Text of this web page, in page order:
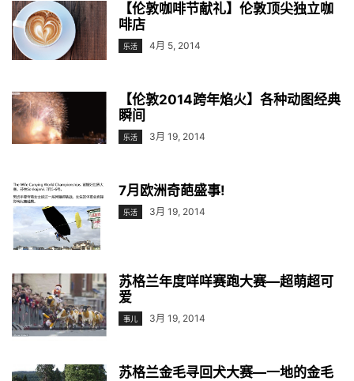
【伦敦咖啡节献礼】伦敦顶尖独立咖
啡店
乐活 4月 5, 2014
【伦敦2014跨年焰火】各种动图经典
瞬间
乐活 3月 19, 2014
7月欧洲奇葩盛事!
乐活 3月 19, 2014
苏格兰年度咩咩赛跑大赛—超萌超可
爱
事儿 3月 19, 2014
苏格兰金毛寻回犬大赛—一地的金毛